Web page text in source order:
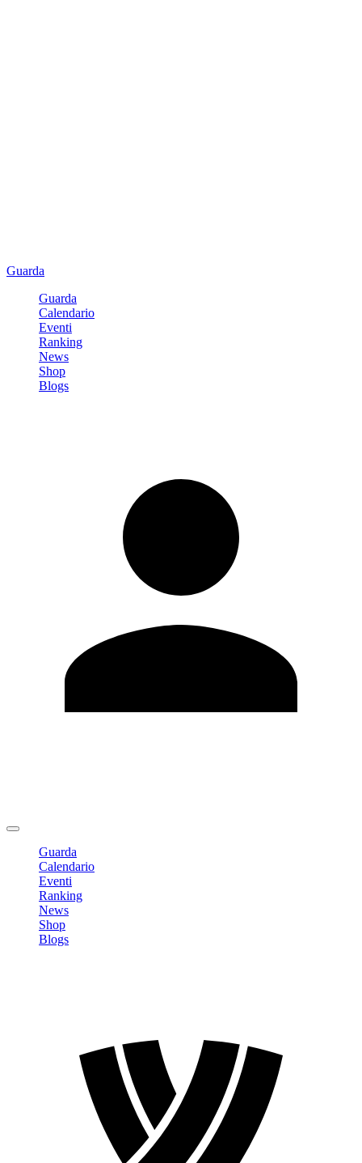
Guarda
Guarda
Calendario
Eventi
Ranking
News
Shop
Blogs
Guarda
Calendario
Eventi
Ranking
News
Shop
Blogs